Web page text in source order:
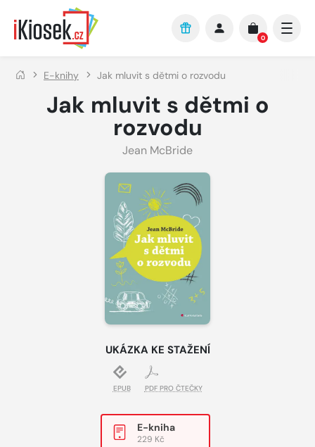
Přejít na hlavní obsah
0
E-knihy Jak mluvit s dětmi o rozvodu
Jak mluvit s dětmi o
rozvodu
Jean McBride
UKÁZKA KE STAŽENÍ
EPUB PDF PRO ČTEČKY
E-kniha
229 Kč